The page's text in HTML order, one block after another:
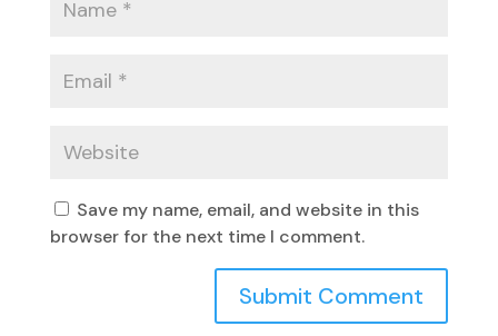
Save my name, email, and website in this
browser for the next time I comment.